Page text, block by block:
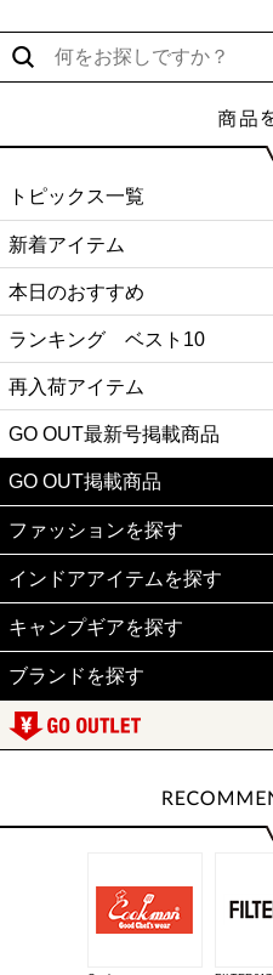
トピックス一覧
新着アイテム
本日のおすすめ
ランキング ベスト10
再入荷アイテム
GO OUT最新号掲載商品
GO OUT掲載商品
ファッションを探す
インドアアイテムを探す
キャンプギアを探す
ブランドを探す